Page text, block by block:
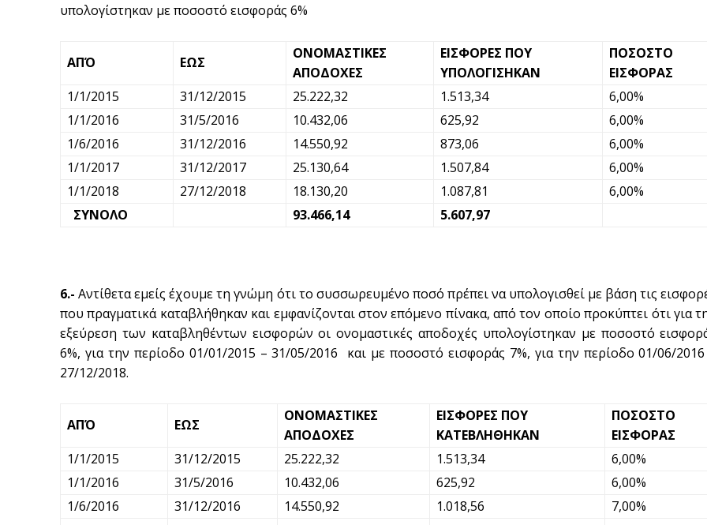
υπολογίστηκαν με ποσοστό εισφοράς 6%
ΑΠΌ ΕΩΣ
ΟΝΟΜΑΣΤΙΚΕΣ
ΑΠΟΔΟΧΕΣ
ΕΙΣΦΟΡΕΣ ΠΟΥ
ΥΠΟΛΟΓΙΣΗΚΑΝ
ΠΟΣΟΣΤΟ
ΕΙΣΦΟΡΑΣ
1/1/2015
31/12/2015 25.222,32 1.513,34
6,00%
1/1/2016
31/5/2016 10.432,06 625,92
6,00%
1/6/2016
31/12/2016 14.550,92 873,06
6,00%
1/1/2017
31/12/2017 25.130,64 1.507,84
6,00%
1/1/2018
27/12/2018 18.130,20 1.087,81
6,00%
ΣΥΝΟΛΟ
93.466,14 5.607,97
6.-Αντίθετα εμείς έχουμε τη γνώμη ότι το συσσωρευμένο ποσό πρέπει να υπολογισθεί με βάση τις
που πραγματικά καταβλήθηκαν και εμφανίζονται στον επόμενο πίνακα, από τον οποίο προκύπτει ότι για
εξεύρεση των καταβληθέντων εισφορών οι ονομαστικές αποδοχές υπολογίστηκαν με ποσοστό
6%, για την περίοδο 01/01/2015 – 31/05/2016 και με ποσοστό εισφοράς 7%, για την περίοδο 01/06/
27/12/2018.
ΑΠΌ ΕΩΣ
ΟΝΟΜΑΣΤΙΚΕΣ
ΑΠΟΔΟΧΕΣ
ΕΙΣΦΟΡΕΣ ΠΟΥ
ΚΑΤΕΒΛΗΘΗΚΑΝ
ΠΟΣΟΣΤΟ
ΕΙΣΦΟΡΑΣ
1/1/2015
31/12/2015 25.222,32 1.513,34
6,00%
1/1/2016
31/5/2016 10.432,06 625,92
6,00%
1/6/2016
31/12/2016 14.550,92 1.018,56
7,00%